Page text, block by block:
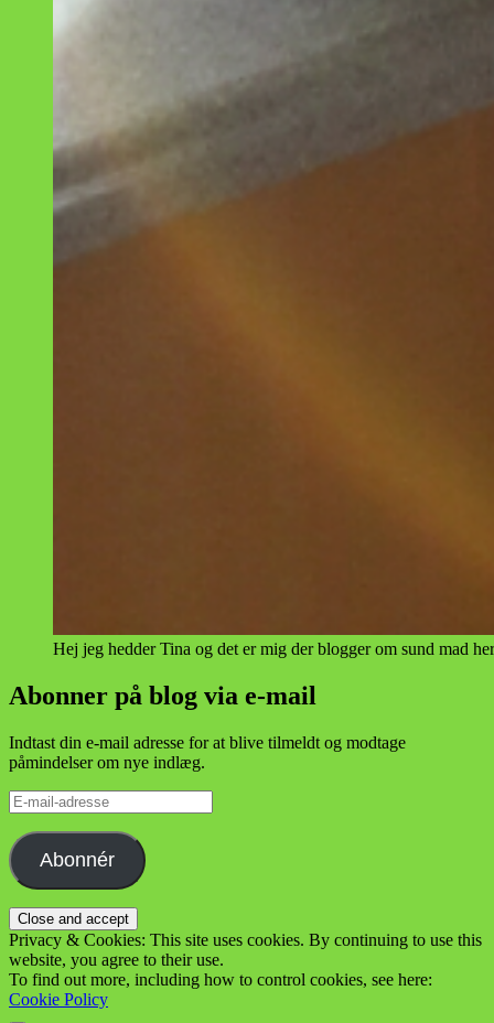
Hej jeg hedder Tina og det er mig der blogger om sund mad
Abonner på blog via e-mail
Indtast din e-mail adresse for at blive tilmeldt og modtage
påmindelser om nye indlæg.
E-
mail-
adresse
Abonnér
Privacy & Cookies: This site uses cookies. By continuing to use this
website, you agree to their use.
To find out more, including how to control cookies, see here:
Cookie Policy